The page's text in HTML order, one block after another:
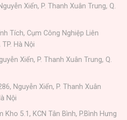
Xiển, P. Thanh Xuân Trung, Q.
Tích, Cụm Công Nghiệp Liên
Hà Nội
Xiển, P. Thanh Xuân Trung, Q.
Nguyễn Xiển, P. Thanh Xuân
Nội
Kho 5.1, KCN Tân Bình, P.Bình Hưng